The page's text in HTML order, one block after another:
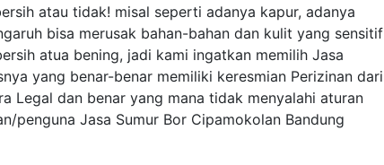
atau tidak! misal seperti adanya kapur, adanya
bisa merusak bahan-bahan dan kulit yang sensitif
atua bening, jadi kami ingatkan memilih Jasa
yang benar-benar memiliki keresmian Perizinan dari
Legal dan benar yang mana tidak menyalahi aturan
penguna Jasa Sumur Bor Cipamokolan Bandung